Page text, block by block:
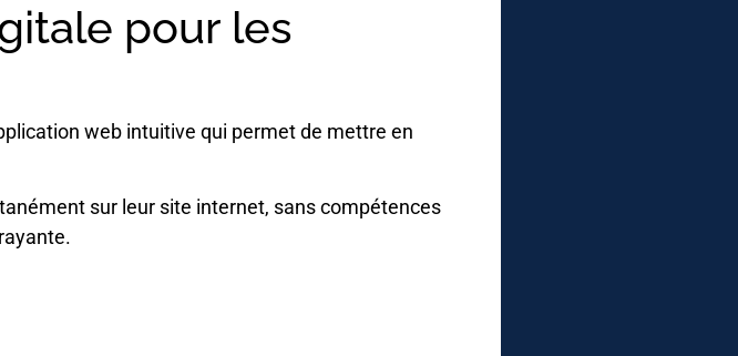
pour les
web intuitive qui permet de mettre en
sur leur site internet, sans compétences